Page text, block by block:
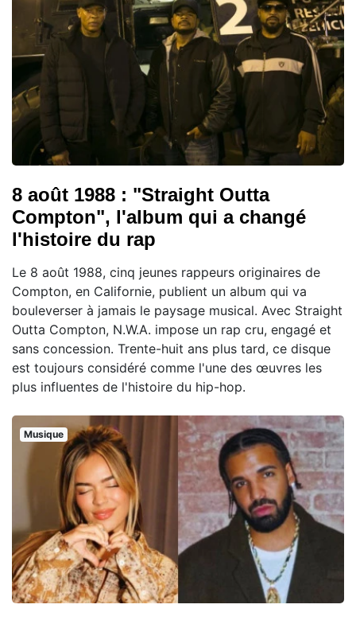
8 août 1988 : "Straight Outta
Compton", l'album qui a changé
l'histoire du rap
Le 8 août 1988, cinq jeunes rappeurs originaires de
Compton, en Californie, publient un album qui va
bouleverser à jamais le paysage musical. Avec Straight
Outta Compton, N.W.A. impose un rap cru, engagé et
sans concession. Trente-huit ans plus tard, ce disque
est toujours considéré comme l'une des œuvres les
plus influentes de l'histoire du hip-hop.
Musique